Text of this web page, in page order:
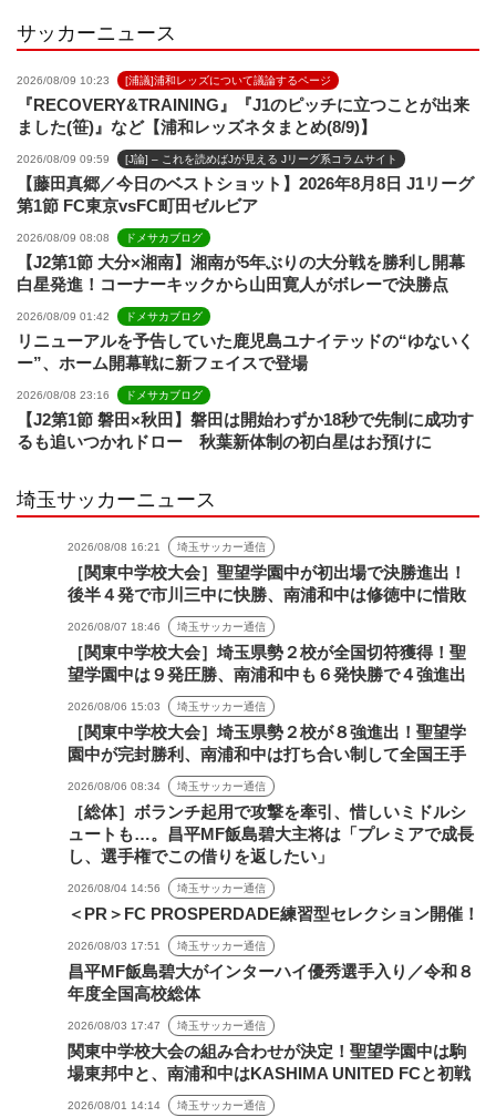
サッカーニュース
2026/08/09 10:23 [浦議]浦和レッズについて議論するページ
『RECOVERY&TRAINING』『J1のピッチに立つことが出来
ました(笹)』など【浦和レッズネタまとめ(8/9)】
2026/08/09 09:59 [J論] – これを読めばJが見える Jリーグ系コラムサイト
【藤田真郷／今日のベストショット】2026年8月8日 J1リーグ
第1節 FC東京vsFC町田ゼルビア
2026/08/09 08:08 ドメサカブログ
【J2第1節 大分×湘南】湘南が5年ぶりの大分戦を勝利し開幕
白星発進！コーナーキックから山田寛人がボレーで決勝点
2026/08/09 01:42 ドメサカブログ
リニューアルを予告していた鹿児島ユナイテッドの“ゆないく
ー”、ホーム開幕戦に新フェイスで登場
2026/08/08 23:16 ドメサカブログ
【J2第1節 磐田×秋田】磐田は開始わずか18秒で先制に成功す
るも追いつかれドロー 秋葉新体制の初白星はお預けに
埼玉サッカーニュース
2026/08/08 16:21 埼玉サッカー通信
［関東中学校大会］聖望学園中が初出場で決勝進出！
後半４発で市川三中に快勝、南浦和中は修徳中に惜敗
2026/08/07 18:46 埼玉サッカー通信
［関東中学校大会］埼玉県勢２校が全国切符獲得！聖
望学園中は９発圧勝、南浦和中も６発快勝で４強進出
2026/08/06 15:03 埼玉サッカー通信
［関東中学校大会］埼玉県勢２校が８強進出！聖望学
園中が完封勝利、南浦和中は打ち合い制して全国王手
2026/08/06 08:34 埼玉サッカー通信
［総体］ボランチ起用で攻撃を牽引、惜しいミドルシ
ュートも…。昌平MF飯島碧大主将は「プレミアで成長
し、選手権でこの借りを返したい」
2026/08/04 14:56 埼玉サッカー通信
＜PR＞FC PROSPERDADE練習型セレクション開催！
2026/08/03 17:51 埼玉サッカー通信
昌平MF飯島碧大がインターハイ優秀選手入り／令和８
年度全国高校総体
2026/08/03 17:47 埼玉サッカー通信
関東中学校大会の組み合わせが決定！聖望学園中は駒
場東邦中と、南浦和中はKASHIMA UNITED FCと初戦
2026/08/01 14:14 埼玉サッカー通信